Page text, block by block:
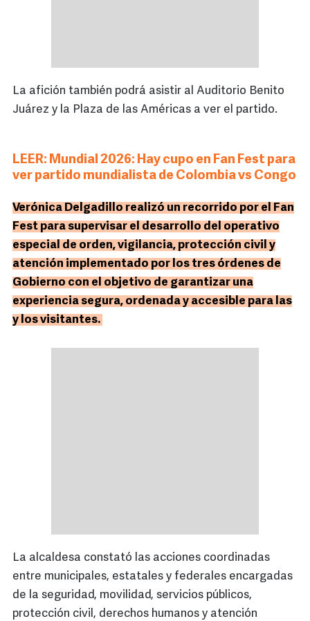
La afición también podrá asistir al Auditorio Benito
Juárez y la Plaza de las Américas a ver el partido.
LEER: Mundial 2026: Hay cupo en Fan Fest para
ver partido mundialista de Colombia vs Congo
Verónica Delgadillo realizó un recorrido por el Fan
Fest para supervisar el desarrollo del operativo
especial de orden, vigilancia, protección civil y
atención implementado por los tres órdenes de
Gobierno con el objetivo de garantizar una
experiencia segura, ordenada y accesible para las
y los visitantes.
La alcaldesa constató las acciones coordinadas
entre municipales, estatales y federales encargadas
de la seguridad, movilidad, servicios públicos,
protección civil, derechos humanos y atención